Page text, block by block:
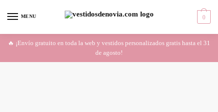
MENU 0
🔥 ¡Envío gratuito en toda la web y vestidos personalizados gratis hasta el 31
de agosto!